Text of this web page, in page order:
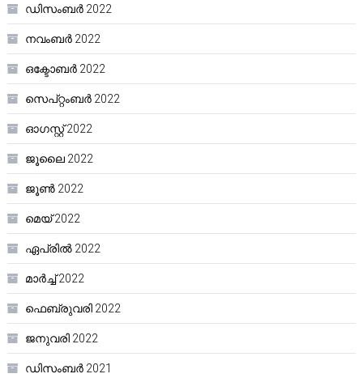
ഡിസംബർ 2022
നവംബർ 2022
ഒക്ടോബർ 2022
സെപ്റ്റംബർ 2022
ഓഗസ്റ്റ്‌ 2022
ജൂലൈ 2022
ജൂൺ 2022
മെയ്‌ 2022
ഏപ്രിൽ 2022
മാർച്ച്‌ 2022
ഫെബ്രുവരി 2022
ജനുവരി 2022
ഡിസംബർ 2021